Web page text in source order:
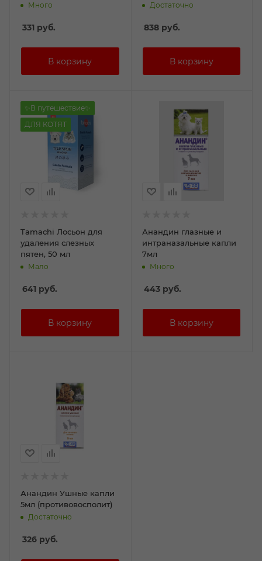
Много
331 руб.
Достаточно
838руб.
✨В путешествие✨
ДЛЯ КОТЯТ
Tamachi Лосьон для
удаления слезных
пятен, 50 мл
Мало
641 руб.
Анандин глазные и
интраназальные капли
7мл
Много
443руб.
Анандин Ушные капли
5мл (противовосполит)
Достаточно
326 руб.